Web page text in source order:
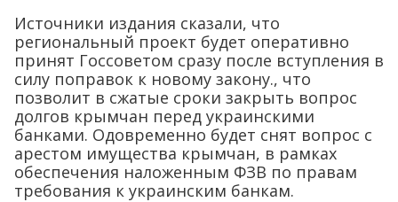
Источники издания сказали, что
региональный проект будет оперативно
принят Госсоветом сразу после вступления в
силу поправок к новому закону., что
позволит в сжатые сроки закрыть вопрос
долгов крымчан перед украинскими
банками. Одовременно будет снят вопрос с
арестом имущества крымчан, в рамках
обеспечения наложенным ФЗВ по правам
требования к украинским банкам.